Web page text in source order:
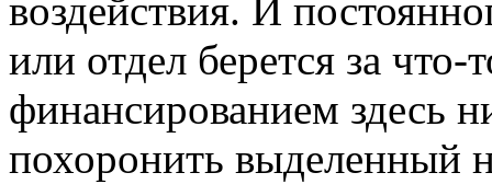
воздействия. И
или отдел берется за
финансированием здесь
похоронить выделенный